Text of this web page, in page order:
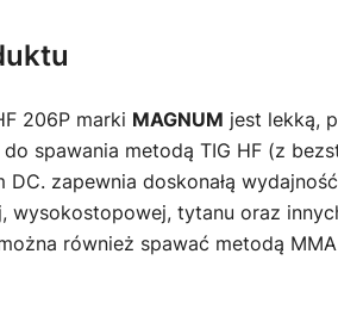
206P marki MAGNUM jest lekką,
spawania metodą TIG HF (z
DC. zapewnia doskonałą
wysokostopowej, tytanu oraz
również spawać metodą